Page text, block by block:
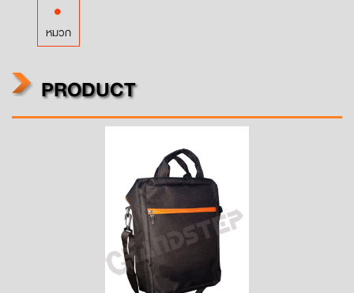
หมวก
PRODUCT